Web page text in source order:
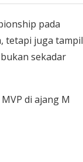
pada
tetapi juga tampil
sekadar
di ajang M